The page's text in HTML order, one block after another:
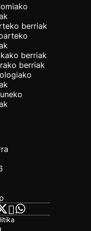
berriak
berriak
berriak